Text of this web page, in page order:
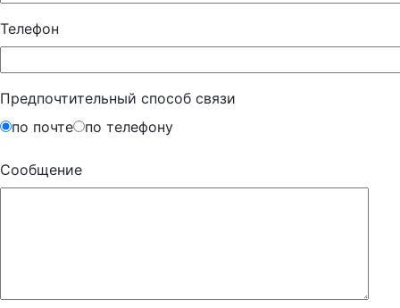
Телефон
Предпочтительный способ связи
по почте
по телефону
Сообщение